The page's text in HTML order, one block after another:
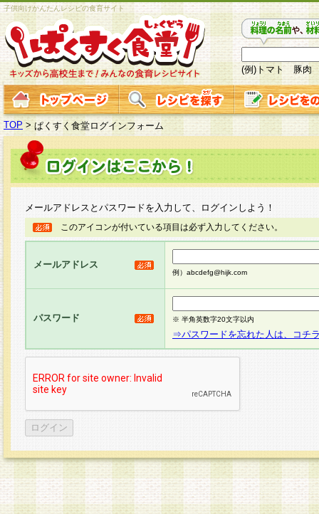
子供向けかんたんレシピの食育サイト
(例)トマト 豚肉
TOP > ぱくすく食堂ログインフォーム
メールアドレスとパスワードを入力して、ログインしよう！
このアイコンが付いている項目は必ず入力してください。
メールアドレス
例）abcdefg@hijk.com
パスワード ※ 半角英数字20文字以内
⇒パスワードを忘れた人は、コチ